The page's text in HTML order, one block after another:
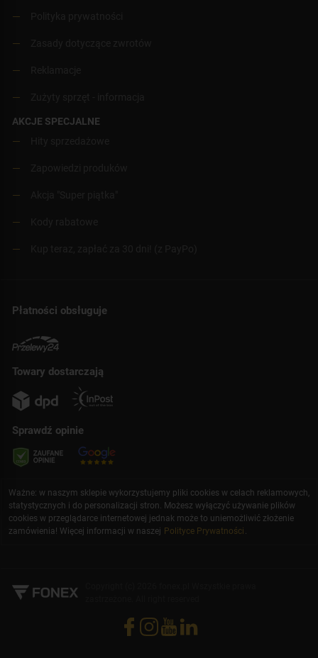
AKCJE SPECJALNE
Płatności obsługuje
Towary dostarczają
Sprawdź opinie
Ważne: w naszym sklepie wykorzystujemy pliki cookies w celach reklamowych,
statystycznych i do personalizacji stron. Możesz wyłączyć używanie plików
cookies w przeglądarce internetowej jednak może to uniemożliwić złożenie
zamówienia! Więcej informacji w naszej Polityce Prywatności .